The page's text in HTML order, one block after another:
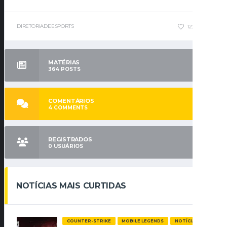
DIRETORIADEESPORTS 122
MATÉRIAS
364 POSTS
COMENTÁRIOS
4 COMMENTS
REGISTRADOS
0 USUÁRIOS
NOTÍCIAS MAIS CURTIDAS
COUNTER-STRIKE MOBILE LEGENDS NOTÍCIAS